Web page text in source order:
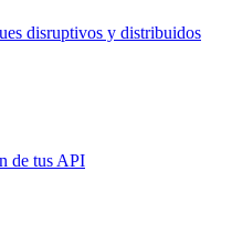
disruptivos y distribuidos
de tus API